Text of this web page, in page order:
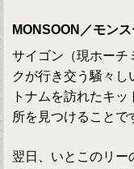
MONSOON／モン
サイゴン（現ホーチ
クが行き交う騒々
トナムを訪れたキ
所を見つけることで
翌日、いとこのリー